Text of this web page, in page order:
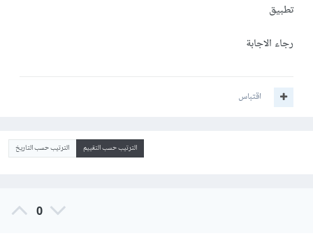
تطبيق
رجاء الاجابة
اقتباس
الترتيب حسب التقييم الترتيب حسب التاريخ
0